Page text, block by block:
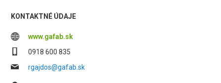
KONTAKTNÉ ÚDAJE
www.gafab.sk
0918 600 835
rgajdos@gafab.sk